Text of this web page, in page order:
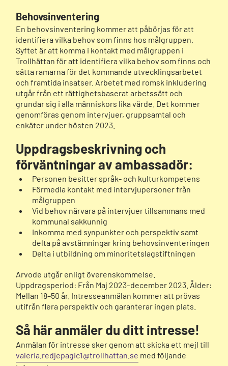
Behovsinventering
En behovsinventering kommer att påbörjas för att
identifiera vilka behov som finns hos målgruppen.
Syftet är att komma i kontakt med målgruppen i
Trollhättan för att identifiera vilka behov som finns och
sätta ramarna för det kommande utvecklingsarbetet
och framtida insatser. Arbetet med romsk inkludering
utgår från ett rättighetsbaserat arbetssätt och
grundar sig i alla människors lika värde. Det kommer
genomföras genom intervjuer, gruppsamtal och
enkäter under hösten 2023.
Uppdragsbeskrivning och
förväntningar av ambassadör:
Personen besitter språk- och kulturkompetens
Förmedla kontakt med intervjupersoner från
målgruppen
Vid behov närvara på intervjuer tillsammans med
kommunal sakkunnig
Inkomma med synpunkter och perspektiv samt
delta på avstämningar kring behovsinventeringen
Delta i utbildning om minoritetslagstiftningen
Arvode utgår enligt överenskommelse.
Uppdragsperiod: Från Maj 2023–december 2023. Ålder:
Mellan 18–50 år. Intresseanmälan kommer att prövas
utifrån flera perspektiv och garanterar ingen plats.
Så här anmäler du ditt intresse!
Anmälan för intresse sker genom att skicka ett mejl till
valeria.redjepagic1@trollhattan.se med följande